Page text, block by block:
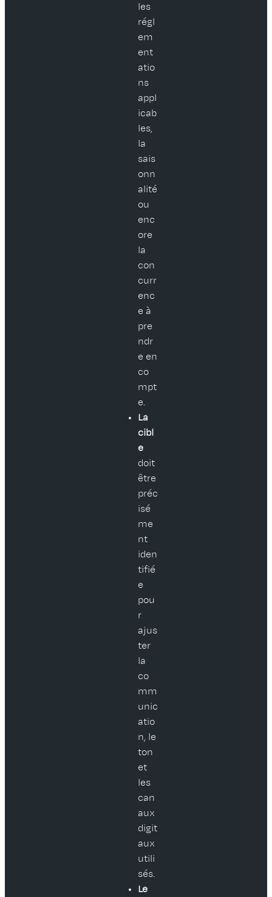
les
régl
em
ent
atio
ns
appl
icab
les,
la
sais
onn
alité
ou
enc
ore
la
con
curr
enc
e à
pre
ndr
e en
co
mpt
e.
La
cibl
e
doit
être
préc
isé
me
nt
iden
tifié
e
pou
r
ajus
ter
la
co
mm
unic
atio
n, le
ton
et
les
can
aux
digit
aux
utili
sés.
Le